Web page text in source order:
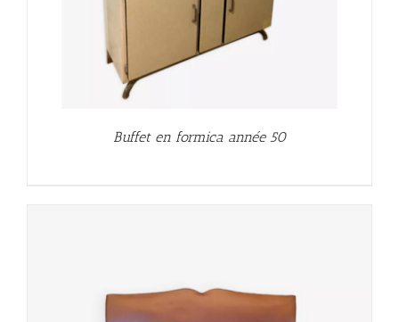
Buffet en formica année 50